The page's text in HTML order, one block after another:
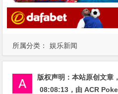
所属分类： 娱乐新闻
版权声明：本站原创文章
08:08:13 ，由ACR